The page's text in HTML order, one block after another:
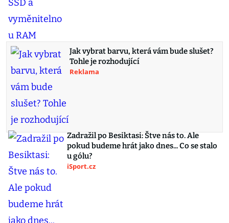
Jak vybrat barvu, která vám bude slušet?
Tohle je rozhodující
Reklama
Zadražil po Besiktasi: Štve nás to. Ale
pokud budeme hrát jako dnes... Co se stalo
u gólu?
iSport.cz